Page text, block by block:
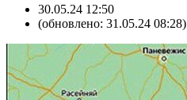
30.05.24 12:50
(обновлено: 31.05.24 08:28)